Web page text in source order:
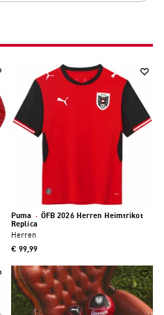
Puma · ÖFB 2026 Herren Heimtrikot
Replica
Herren
€ 99,99